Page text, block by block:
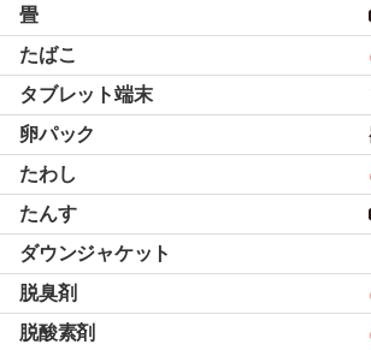
畳
たばこ
タブレット端末
卵パック
たわし
たんす
ダウンジャケット
脱臭剤
脱酸素剤